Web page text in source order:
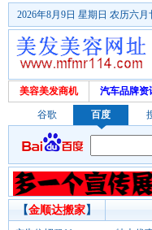
2026年8月9日 星期日 农历六月
美容美发商机 汽车品牌资
谷歌 百度
【金顺达搬家】